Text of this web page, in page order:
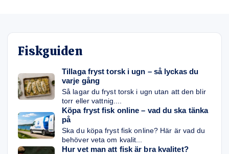
Fiskguiden
Tillaga fryst torsk i ugn – så lyckas du
varje gång
Så lagar du fryst torsk i ugn utan att den blir
torr eller vattnig....
Köpa fryst fisk online – vad du ska tänka
på
Ska du köpa fryst fisk online? Här är vad du
behöver veta om kvalit...
Hur vet man att fisk är bra kvalitet?